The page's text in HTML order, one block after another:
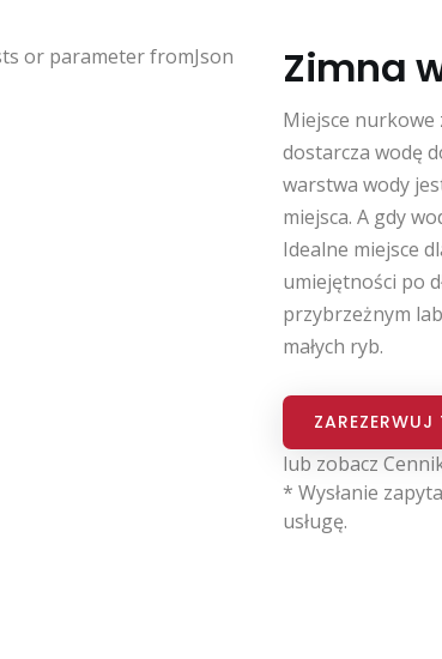
or parameter fromJson Zimna
Miejsce
dostarcza wodę
warstwa wody
miejsca. A gdy
Idealne miejsce
umiejętności po
przybrzeżnym
małych ryb.
lub zobacz
* Wysłanie
usługę.